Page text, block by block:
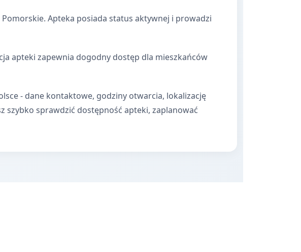
Apteka posiada status aktywnej i prowadzi
apteki zapewnia dogodny dostęp dla mieszkańców
- dane kontaktowe, godziny otwarcia, lokalizację
szybko sprawdzić dostępność apteki, zaplanować